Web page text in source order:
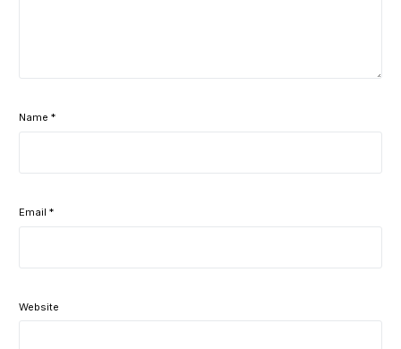
Name*
Email*
Website